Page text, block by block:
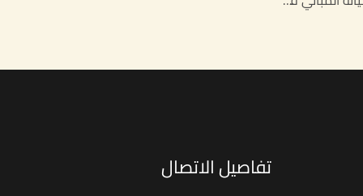
تفاصيل الاتصال